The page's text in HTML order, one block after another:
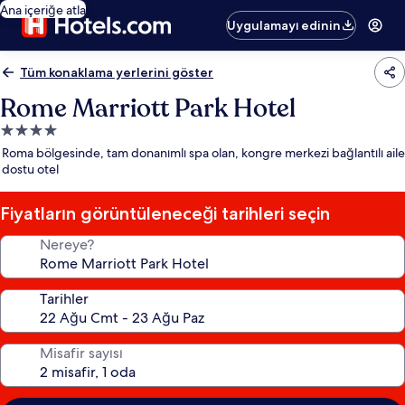
Ana içeriğe atla
Uygulamayı edinin
Tüm konaklama yerlerini göster
Rome Marriott Park Hotel
4.0
yıldızlı
konaklama
yeri
Roma bölgesinde, tam donanımlı spa olan, kongre merkezi bağlantılı aile
dostu otel
Fiyatların görüntüleneceği tarihleri seçin
Nereye?
Tarihler
Misafir sayısı